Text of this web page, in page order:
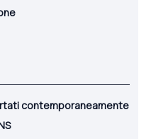
contemporaneamente